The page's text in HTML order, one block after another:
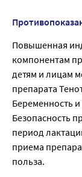
Повышенная
компонентам
детям и лицам
препарата
Беременность
Безопасность
период
приема
польза.